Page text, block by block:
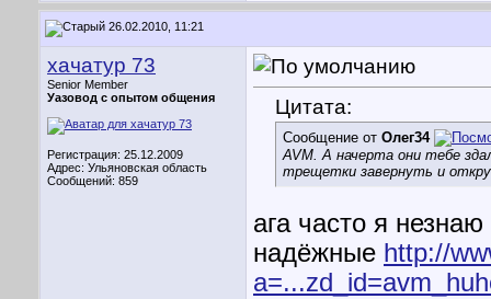
26.02.2010, 11:21
хачатур 73
Senior Member
Уазовод с опытом общения
Регистрация: 25.12.2009
Адрес: Ульяновская область
Сообщений: 859
Цитата:
Сообщение от Олег34
AVM. А начерта они тебе
трещетки завернуть и
ага часто я
надёжные http://